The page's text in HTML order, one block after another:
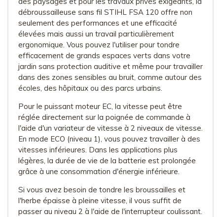
débroussailleuse sans fil STIHL FSA 120 offre non
seulement des performances et une efficacité
élevées mais aussi un travail particulièrement
ergonomique. Vous pouvez l'utiliser pour tondre
efficacement de grands espaces verts dans votre
jardin sans protection auditive et même pour travailler
dans des zones sensibles au bruit, comme autour des
écoles, des hôpitaux ou des parcs urbains.
Pour le puissant moteur EC, la vitesse peut être
réglée directement sur la poignée de commande à
l'aide d'un variateur de vitesse à 2 niveaux de vitesse.
En mode ECO (niveau 1), vous pouvez travailler à des
vitesses inférieures. Dans les applications plus
légères, la durée de vie de la batterie est prolongée
grâce à une consommation d'énergie inférieure.
Si vous avez besoin de tondre les broussailles et
l'herbe épaisse à pleine vitesse, il vous suffit de
passer au niveau 2 à l'aide de l'interrupteur coulissant.